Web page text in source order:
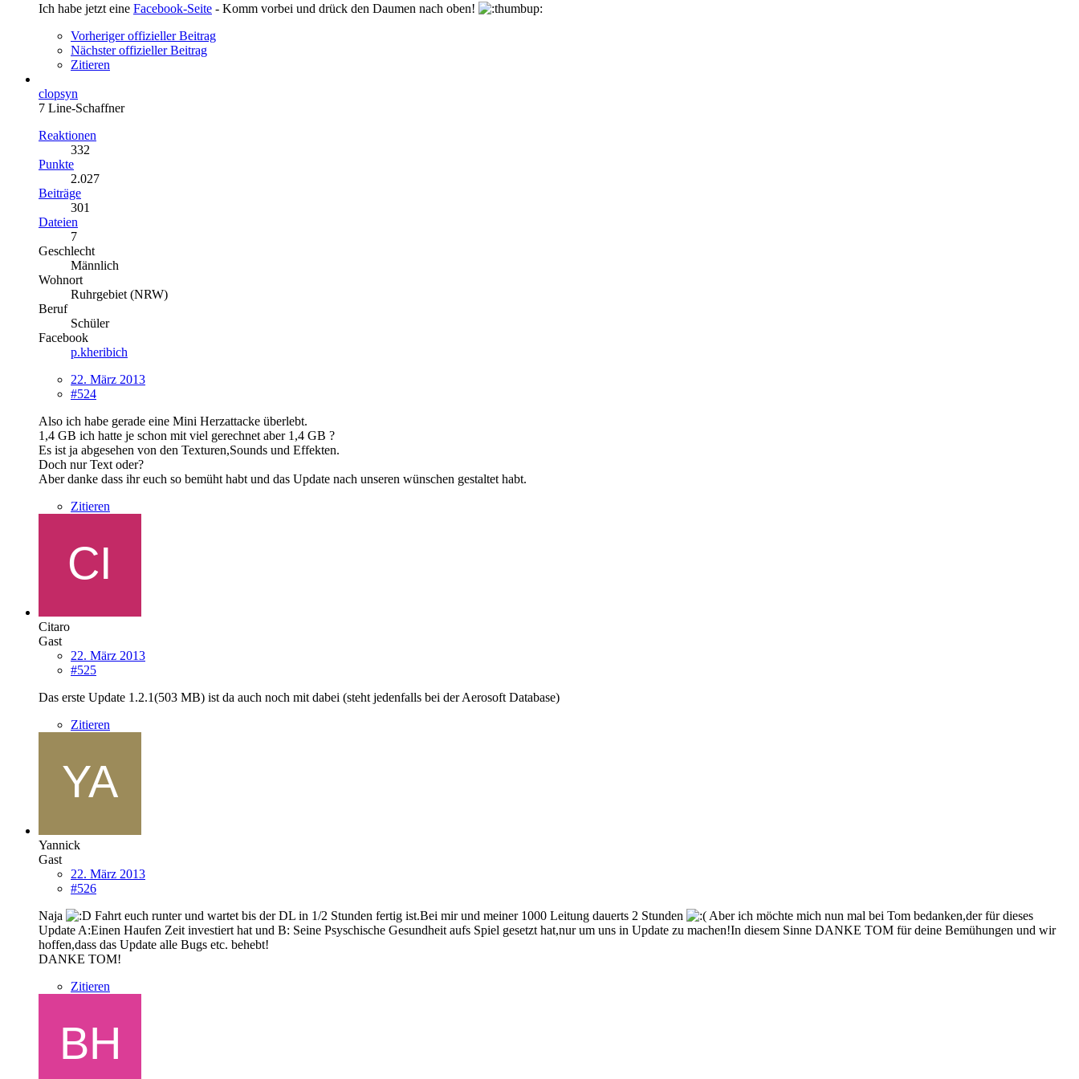
Ich habe jetzt eine Facebook-Seite - Komm vorbei und drück den Daumen nach oben!
Vorheriger offizieller Beitrag
Nächster offizieller Beitrag
Zitieren
clopsyn
7 Line-Schaffner
Reaktionen
332
Punkte
2.027
Beiträge
301
Dateien
7
Geschlecht
Männlich
Wohnort
Ruhrgebiet (NRW)
Beruf
Schüler
Facebook
p.kheribich
22. März 2013
#524
Also ich habe gerade eine Mini Herzattacke überlebt.
1,4 GB ich hatte je schon mit viel gerechnet aber 1,4 GB ?
Es ist ja abgesehen von den Texturen,Sounds und Effekten.
Doch nur Text oder?
Aber danke dass ihr euch so bemüht habt und das Update nach unseren wünschen gestaltet habt.
Zitieren
Citaro
Gast
22. März 2013
#525
Das erste Update 1.2.1(503 MB) ist da auch noch mit dabei (steht jedenfalls bei der Aerosoft Database)
Zitieren
Yannick
Gast
22. März 2013
#526
Naja
Fahrt euch runter und wartet bis der DL in 1/2 Stunden fertig ist.Bei mir und meiner 1000 Leitung dauerts 2 Stunden
Aber ich möchte mich nun mal bei Tom bedanken,der für dieses
Update A:Einen Haufen Zeit investiert hat und B: Seine Psyschische Gesundheit aufs Spiel gesetzt hat,nur um uns in Update zu machen!In diesem Sinne DANKE TOM für deine Bemühungen und wir
hoffen,dass das Update alle Bugs etc. behebt!
DANKE TOM!
Zitieren